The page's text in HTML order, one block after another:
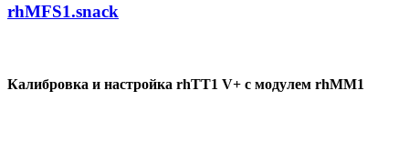
rhMFS1.snack
Калибровка и настройка rhTT1 V+ c модулем rhMM1